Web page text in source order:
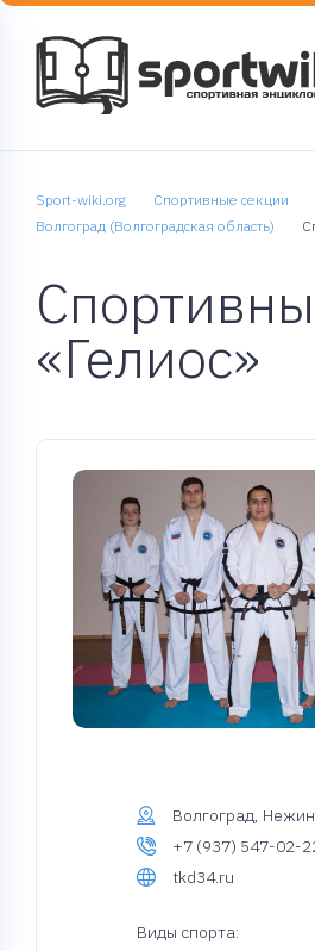
Sport-wiki.org
Спортивные секции
Волгоград (Волгоградская область)
«Гелиос»
Волгоград,
+7 (937) 547-02-
tkd34.ru
Виды спорта: